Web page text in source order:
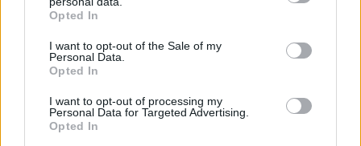
grant or deny consent to Google and its third-party tags to
use your data for below specified purposes in below Google
consent section.
Opted In
I want to opt-out of the Sale of my
Personal Data.
Opted In
I want to opt-out of processing my
Personal Data for Targeted Advertising.
Opted In
τηλεγραφήματά τους από τη Μικρά Ασία το 1921
08.08.2026, 10:26